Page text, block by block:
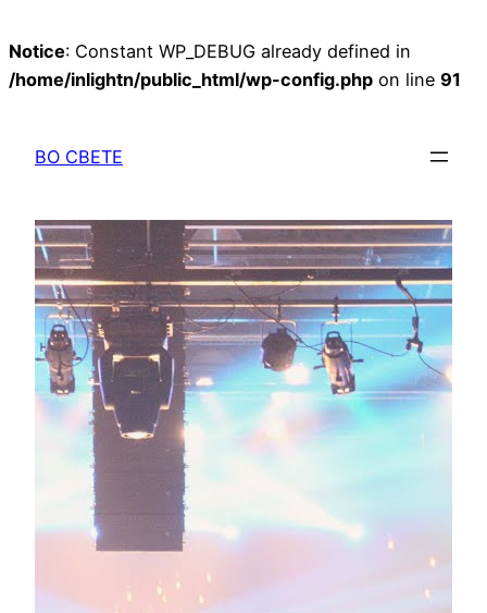
Notice: Constant WP_DEBUG already defined in
/home/inlightn/public_html/wp-config.php on line 91
содержимому
ВО СВЕТЕ